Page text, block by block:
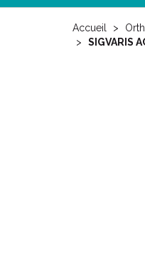
Accueil
SIGVARIS